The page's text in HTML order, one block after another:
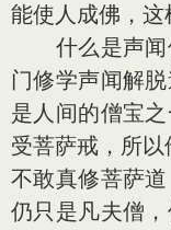
能使人成佛，这
什么是声闻
门修学声闻解
是人间的僧宝
受菩萨戒，所
不敢真修菩萨
仍只是凡夫僧